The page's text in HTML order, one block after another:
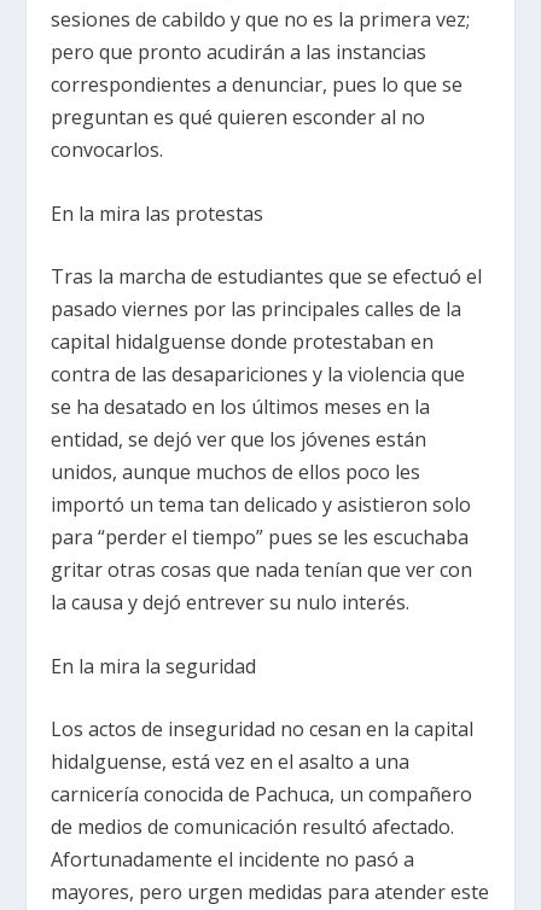
sesiones de cabildo y que no es la primera vez;
pero que pronto acudirán a las instancias
correspondientes a denunciar, pues lo que se
preguntan es qué quieren esconder al no
convocarlos.
En la mira las protestas
Tras la marcha de estudiantes que se efectuó el
pasado viernes por las principales calles de la
capital hidalguense donde protestaban en
contra de las desapariciones y la violencia que
se ha desatado en los últimos meses en la
entidad, se dejó ver que los jóvenes están
unidos, aunque muchos de ellos poco les
importó un tema tan delicado y asistieron solo
para “perder el tiempo” pues se les escuchaba
gritar otras cosas que nada tenían que ver con
la causa y dejó entrever su nulo interés.
En la mira la seguridad
Los actos de inseguridad no cesan en la capital
hidalguense, está vez en el asalto a una
carnicería conocida de Pachuca, un compañero
de medios de comunicación resultó afectado.
Afortunadamente el incidente no pasó a
mayores, pero urgen medidas para atender este